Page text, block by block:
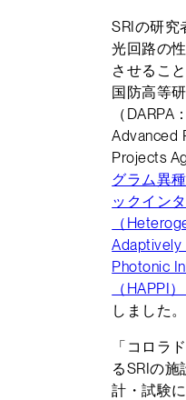
SRIの研究
光回路の
させるこ
国防高等
（DARPA
Advanced
Projects
グラム異
ックイン
（
Adaptively
Photonic
（HAPPI）
しました。
「コロラ
るSRIの施
計・試験